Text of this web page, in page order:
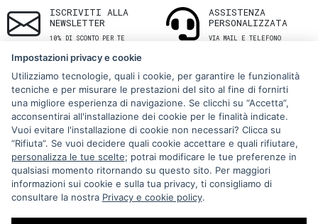
ISCRIVITI ALLA
NEWSLETTER
10% DI SCONTO PER TE
ASSISTENZA
PERSONALIZZATA
VIA MAIL E TELEFONO
Via Melo 224/a, Bari, Italy, 70121
+39 080 990 5699
P.IVA: 05921860721
Impostazioni Cookie
Impostazioni privacy e cookie
Utilizziamo tecnologie, quali i cookie, per garantire le funzionalità
tecniche e per misurare le prestazioni del sito al fine di fornirti
una migliore esperienza di navigazione. Se clicchi su “Accetta”,
acconsentirai all'installazione dei cookie per le finalità indicate.
Vuoi evitare l'installazione di cookie non necessari? Clicca su
“Rifiuta”. Se vuoi decidere quali cookie accettare e quali rifiutare,
personalizza le tue scelte; potrai modificare le tue preferenze in
qualsiasi momento ritornando su questo sito. Per maggiori
informazioni sui cookie e sulla tua privacy, ti consigliamo di
consultare la nostra Privacy e cookie policy.